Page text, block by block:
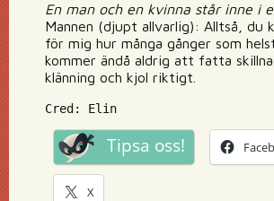
En man och en kvinna står inne i
Mannen (djupt allvarlig): Alltså, du
för mig hur många gånger som
kommer ändå aldrig att fatta
klänning och kjol riktigt.
Cred: Elin
Tipsa oss!
X